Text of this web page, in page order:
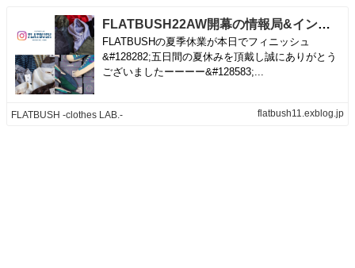
FLATBUSH22AW開幕の情報局&インスタライブです‼️ | FLATBUSH -clothes LAB.-
FLATBUSHの夏季休業が本日でフィニッシュ
&#128282;五日間の夏休みを頂戴し誠にありがとう
ございましたーーーー&#128583;‍...
FLATBUSH -clothes LAB.- flatbush11.exblog.jp